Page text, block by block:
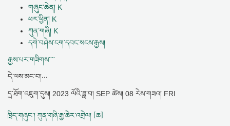
གཞུང་ཆེན། K
ཕར་ཕྱིན། K
ཀུན་གཞི། K
དགེ་བཤེས་ངག་དབང་སངས་རྒྱས།
རྒྱས་པར་གཟིགས་་་་
དེ་ལས་མང་བ།...
དྲ་ཐོག་འཇུག་དུས། 2023 ལོའི་ཟླ་བ། SEP ཚེས། 08 རེས་གཟའ། FRI
ཁྲིད་གཞུང་། ཀུན་གཞི་རྒྱ་ཆེར་འགྲེལ། [ཆ]